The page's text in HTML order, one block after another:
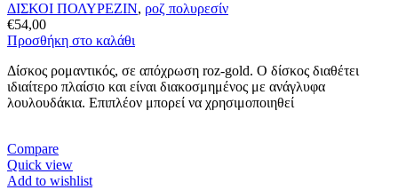
ΔΙΣΚΟΙ ΠΟΛΥΡΕΖΙΝ, ροζ πολυρεσίν
€54,00
Προσθήκη στο καλάθι
Δίσκος ρομαντικός, σε απόχρωση roz-gold. Ο δίσκος διαθέτει
ιδιαίτερο πλαίσιο και είναι διακοσμημένος με ανάγλυφα
λουλουδάκια. Επιπλέον μπορεί να χρησιμοποιηθεί
Compare
Quick view
Add to wishlist